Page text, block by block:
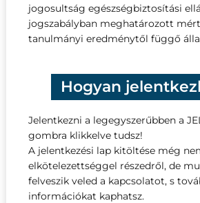
jogosultság egészségbiztosítási
jogszabályban meghatározott
tanulmányi eredménytől függő
Hogyan
Jelentkezni a legegyszerűbben a
gombra klikkelve tudsz!
A jelentkezési lap kitöltése még
elkötelezettséggel részedről, de
felveszik veled a kapcsolatot, s
információkat kaphatsz.